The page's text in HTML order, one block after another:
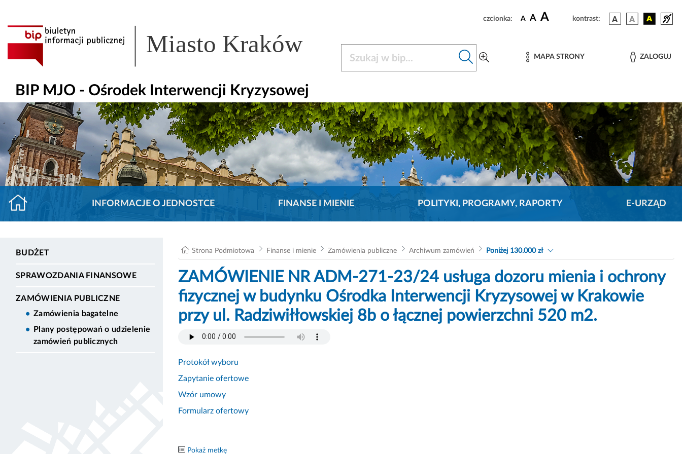
czcionka: A A A kontrast:
Miasto Kraków MAPA STRONY ZALOGUJ
BIP MJO - Ośrodek Interwencji Kryzysowej
INFORMACJE O JEDNOSTCE FINANSE I MIENIE POLITYKI, PROGRAMY, RAPORTY E-URZĄD
BUDŻET
SPRAWOZDANIA FINANSOWE
ZAMÓWIENIA PUBLICZNE
Zamówienia bagatelne
Plany postępowań o udzielenie
zamówień publicznych
Strona Podmiotowa Finanse i mienie Zamówienia publiczne Archiwum zamówień Poniżej 130.000 zł
ZAMÓWIENIE NR ADM-271-23/24 usługa dozoru mienia i ochrony
fizycznej w budynku Ośrodka Interwencji Kryzysowej w Krakowie
przy ul. Radziwiłłowskiej 8b o łącznej powierzchni 520 m2.
Protokół wyboru
Zapytanie ofertowe
Wzór umowy
Formularz ofertowy
Pokaż metkę